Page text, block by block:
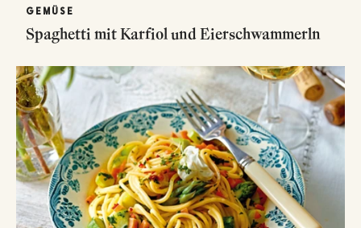
GEMÜSE
Spaghetti mit Karfiol und Eierschwammerln